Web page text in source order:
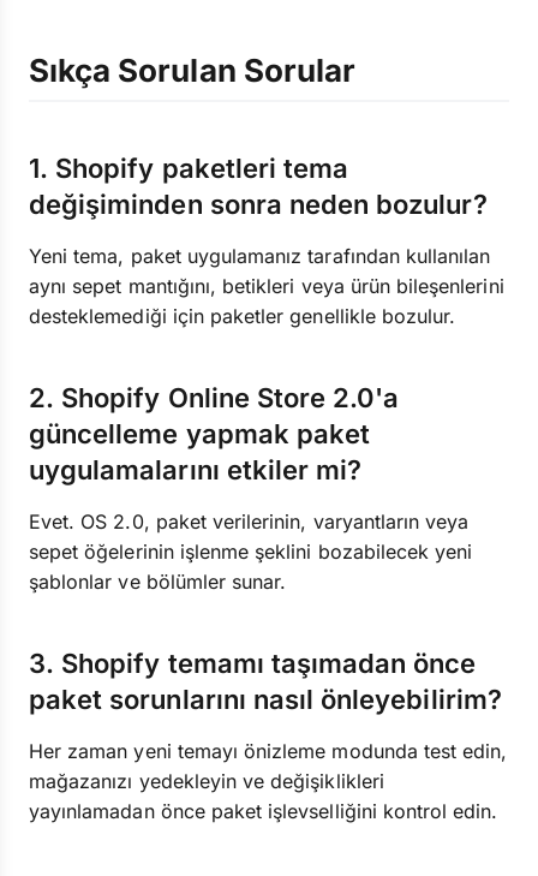
Sıkça Sorulan Sorular
1. Shopify paketleri tema
değişiminden sonra neden bozulur?
Yeni tema, paket uygulamanız tarafından kullanılan
aynı sepet mantığını, betikleri veya ürün bileşenlerini
desteklemediği için paketler genellikle bozulur.
2. Shopify Online Store 2.0'a
güncelleme yapmak paket
uygulamalarını etkiler mi?
Evet. OS 2.0, paket verilerinin, varyantların veya
sepet öğelerinin işlenme şeklini bozabilecek yeni
şablonlar ve bölümler sunar.
3. Shopify temamı taşımadan önce
paket sorunlarını nasıl önleyebilirim?
Her zaman yeni temayı önizleme modunda test edin,
mağazanızı yedekleyin ve değişiklikleri
yayınlamadan önce paket işlevselliğini kontrol edin.